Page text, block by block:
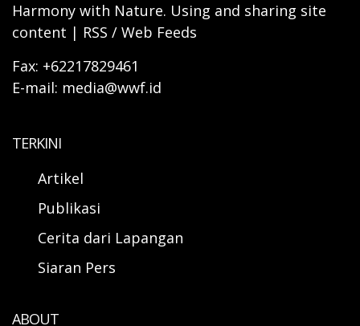
Harmony with Nature. Using and sharing site
content | RSS / Web Feeds
Fax: +62217829461
E-mail: media@wwf.id
TERKINI
Artikel
Publikasi
Cerita dari Lapangan
Siaran Pers
ABOUT